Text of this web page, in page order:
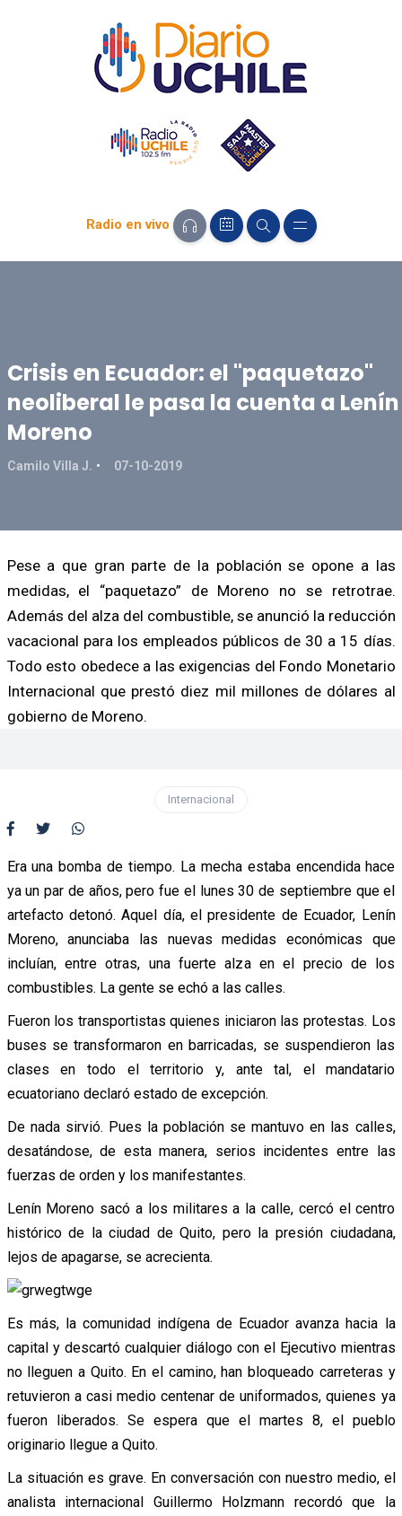
Radio en vivo
Crisis en Ecuador: el "paquetazo"
neoliberal le pasa la cuenta a Lenín
Moreno
Camilo Villa J. 07-10-2019
Pese a que gran parte de la población se opone a las
medidas, el “paquetazo” de Moreno no se retrotrae.
Además del alza del combustible, se anunció la reducción
vacacional para los empleados públicos de 30 a 15 días.
Todo esto obedece a las exigencias del Fondo Monetario
Internacional que prestó diez mil millones de dólares al
gobierno de Moreno.
Internacional
Era una bomba de tiempo. La mecha estaba encendida hace
ya un par de años, pero fue el lunes 30 de septiembre que el
artefacto detonó. Aquel día, el presidente de Ecuador, Lenín
Moreno, anunciaba las nuevas medidas económicas que
incluían, entre otras, una fuerte alza en el precio de los
combustibles. La gente se echó a las calles.
Fueron los transportistas quienes iniciaron las protestas. Los
buses se transformaron en barricadas, se suspendieron las
clases en todo el territorio y, ante tal, el mandatario
ecuatoriano declaró estado de excepción.
De nada sirvió. Pues la población se mantuvo en las calles,
desatándose, de esta manera, serios incidentes entre las
fuerzas de orden y los manifestantes.
Lenín Moreno sacó a los militares a la calle, cercó el centro
histórico de la ciudad de Quito, pero la presión ciudadana,
lejos de apagarse, se acrecienta.
Es más, la comunidad indígena de Ecuador avanza hacia la
capital y descartó cualquier diálogo con el Ejecutivo mientras
no lleguen a Quito. En el camino, han bloqueado carreteras y
retuvieron a casi medio centenar de uniformados, quienes ya
fueron liberados. Se espera que el martes 8, el pueblo
originario llegue a Quito.
La situación es grave. En conversación con nuestro medio, el
analista internacional Guillermo Holzmann recordó que la